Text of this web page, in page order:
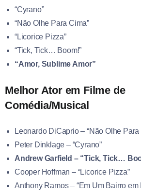
“Cyrano”
“Não Olhe Para Cima”
“Licorice Pizza”
“Tick, Tick… Boom!”
“Amor, Sublime Amor”
Melhor Ator em Filme de
Comédia/Musical
Leonardo DiCaprio – “Não Olhe Para
Peter Dinklage – “Cyrano”
Andrew Garfield – “Tick, Tick…
Cooper Hoffman – “Licorice Pizza”
Anthony Ramos – “Em Um Bairro em